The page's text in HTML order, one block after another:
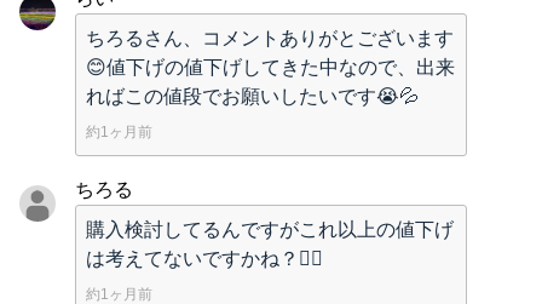
ちろるさん、コメントありがとございます
😊値下げの値下げしてきた中なので、出来
ればこの値段でお願いしたいです😭💦
約1ヶ月前
ちろる
購入検討してるんですがこれ以上の値下げ
は考えてないですかね？🙇‍♂️
約1ヶ月前